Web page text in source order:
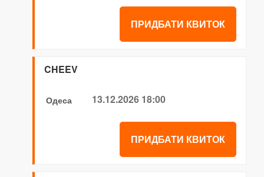
ПРИДБАТИ КВИТОК
CHEEV
Одеса 13.12.2026 18:00
ПРИДБАТИ КВИТОК